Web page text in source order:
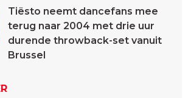
Tiësto neemt dancefans mee
terug naar 2004 met drie uur
durende throwback-set vanuit
Brussel